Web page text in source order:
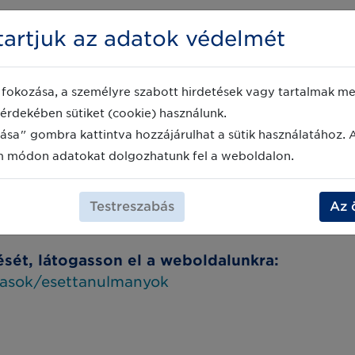
www.gs1.org/standards/traceability/case-study-
és a saját oldalán magyar nyelvű
sikeres szabványbevezetési projektjeit ismertetve.
vagy GS1 szabványokon alapuló megoldás érdekli, a
esetek elérési útjához.
melyet követően széles időkorlát áll
látogasson el a weboldalunkra:
esettanulmanyok
az adatok védelmét
a személyre szabott hirdetések vagy tartalmak
sütiket (cookie) használunk.
gombra kattintva hozzájárulhat a sütik használatához.
módon adatokat dolgozhatunk fel a weboldalon.
Testreszabás Az